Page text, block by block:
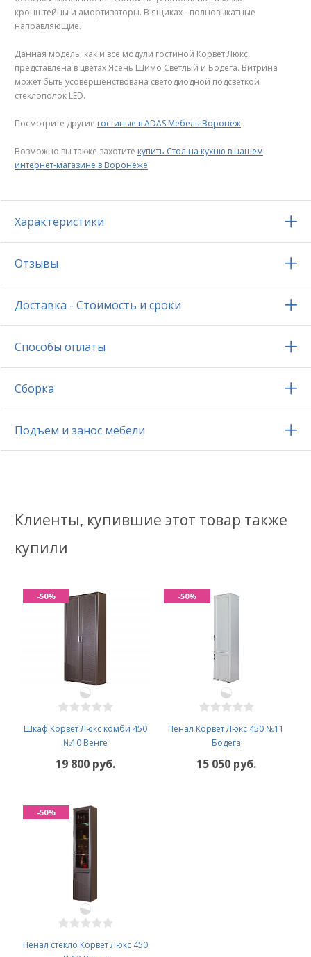
кронштейны и амортизаторы. В ящиках - полновыкатные
направляющие.
Данная модель, как и все модули гостиной Корвет Люкс,
представлена в цветах Ясень Шимо Светлый и Бодега. Витрина
может быть усовершенствована светодиодной подсветкой
стеклополок LED.
Посмотрите другие гостиные в ADAS Мебель Воронеж
Возможно вы также захотите купить Стол на кухню в нашем
интернет-магазине в Воронеже
Характеристики
Отзывы
Доставка - Стоимость и сроки
Способы оплаты
Сборка
Подъем и занос мебели
Клиенты, купившие этот товар также
купили
Шкаф Корвет Люкс комби 450
№10 Венге
19 800 руб.
-50%
Пенал Корвет Люкс 450 №11
Бодега
15 050 руб.
-50%
Пенал стекло Корвет Люкс 450
-50%